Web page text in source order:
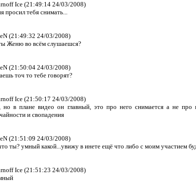
Ice (21:49:14 24/03/2008)
просил тебя снимать...
(21:49:32 24/03/2008)
Женю во всём слушаешся?
(21:50:04 24/03/2008)
точ то тебе говорят?
Ice (21:50:17 24/03/2008)
но в плане видео он главный, это про него снимается а не
и свопадения
(21:51:09 24/03/2008)
ты? умный какой...увижу в инете ещё что либо с моим участием
Ice (21:51:23 24/03/2008)